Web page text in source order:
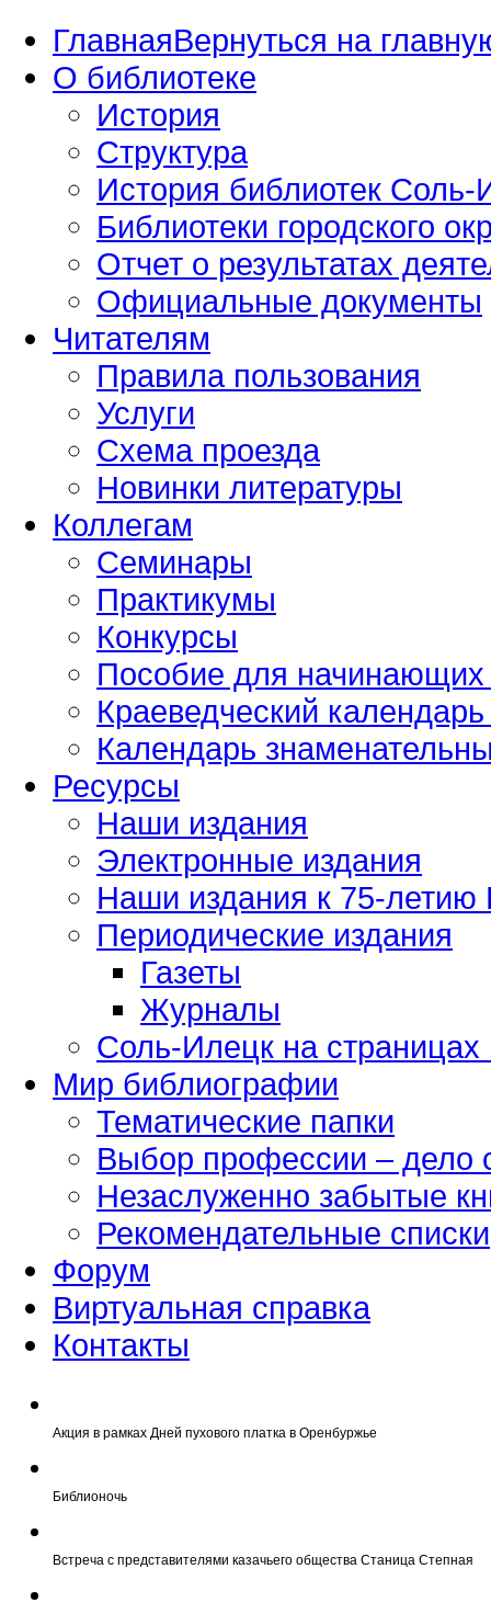
ГлавнаяВернуться на
О библиотеке
История
Структура
История библиотек Соль-
Библиотеки городского
Отчет о результатах
Официальные документы
Читателям
Правила пользования
Услуги
Схема проезда
Новинки литературы
Коллегам
Семинары
Практикумы
Конкурсы
Пособие для начинающих
Краеведческий
Календарь
Ресурсы
Наши издания
Электронные издания
Наши издания к 75-
Периодические издания
Газеты
Журналы
Соль-Илецк на
Мир библиографии
Тематические папки
Выбор профессии – дело
Незаслуженно забытые
Рекомендательные списки
Форум
Виртуальная справка
Контакты
Акция в рамках Дней пухового платка в Оренбуржье
Библионочь
Встреча с представителями казачьего общества Станица Степная